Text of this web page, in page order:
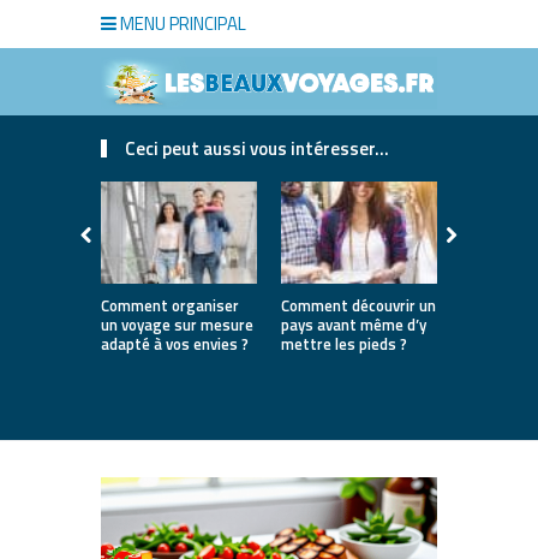
MENU PRINCIPAL
Ceci peut aussi vous intéresser...
Comment organiser
un voyage sur mesure
adapté à vos envies ?
Comment découvrir un
pays avant même d’y
mettre les pieds ?